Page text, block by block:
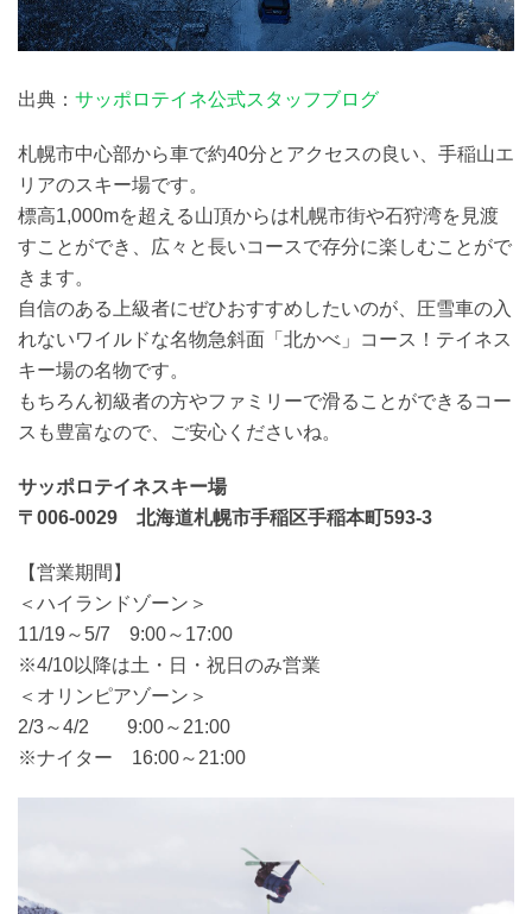
出典： サッポロテイネ公式スタッフブログ
札幌市中心部から車で約40分とアクセスの良い、手稲山エ
リアのスキー場です。
標高1,000mを超える山頂からは札幌市街や石狩湾を見渡
すことができ、広々と長いコースで存分に楽しむことがで
きます。
自信のある上級者にぜひおすすめしたいのが、圧雪車の入
れないワイルドな名物急斜面「北かべ」コース！テイネス
キー場の名物です。
もちろん初級者の方やファミリーで滑ることができるコー
スも豊富なので、ご安心くださいね。
サッポロテイネスキー場
〒006-0029 北海道札幌市手稲区手稲本町593-3
【営業期間】
＜ハイランドゾーン＞
11/19～5/7 9:00～17:00
※4/10以降は土・日・祝日のみ営業
＜オリンピアゾーン＞
2/3～4/2 9:00～21:00
※ナイター 16:00～21:00